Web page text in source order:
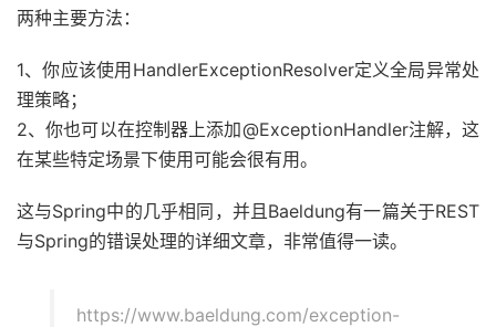
两种主要方法：
1、你应该使用HandlerExceptionResolver定义全局异常处
理策略；
2、你也可以在控制器上添加@ExceptionHandler注解，这
在某些特定场景下使用可能会很有用。
这与Spring中的几乎相同，并且Baeldung有一篇关于REST
与Spring的错误处理的详细文章，非常值得一读。
https://www.baeldung.com/exception-